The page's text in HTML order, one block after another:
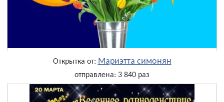
Открытка от: Мариэтта симонян
отправлена: 3 840 раз